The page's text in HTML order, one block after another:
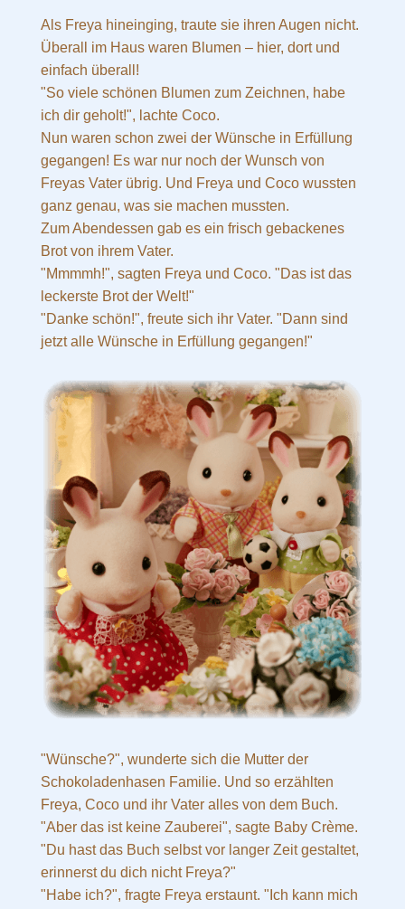
Als Freya hineinging, traute sie ihren Augen nicht.
Überall im Haus waren Blumen – hier, dort und
einfach überall!
"So viele schönen Blumen zum Zeichnen, habe
ich dir geholt!", lachte Coco.
Nun waren schon zwei der Wünsche in Erfüllung
gegangen! Es war nur noch der Wunsch von
Freyas Vater übrig. Und Freya und Coco wussten
ganz genau, was sie machen mussten.
Zum Abendessen gab es ein frisch gebackenes
Brot von ihrem Vater.
"Mmmmh!", sagten Freya und Coco. "Das ist das
leckerste Brot der Welt!"
"Danke schön!", freute sich ihr Vater. "Dann sind
jetzt alle Wünsche in Erfüllung gegangen!"
"Wünsche?", wunderte sich die Mutter der
Schokoladenhasen Familie. Und so erzählten
Freya, Coco und ihr Vater alles von dem Buch.
"Aber das ist keine Zauberei", sagte Baby Crème.
"Du hast das Buch selbst vor langer Zeit gestaltet,
erinnerst du dich nicht Freya?"
"Habe ich?", fragte Freya erstaunt. "Ich kann mich